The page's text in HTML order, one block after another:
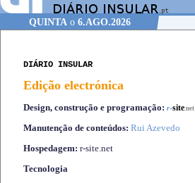
QUINTAo 6.AGO.2026
DIÁRIO INSULAR
Edição electrónica
Design, construção e programação: r-site.net
Manutenção de conteúdos: Rui Azevedo
Hospedagem: r-site.net
Tecnologia